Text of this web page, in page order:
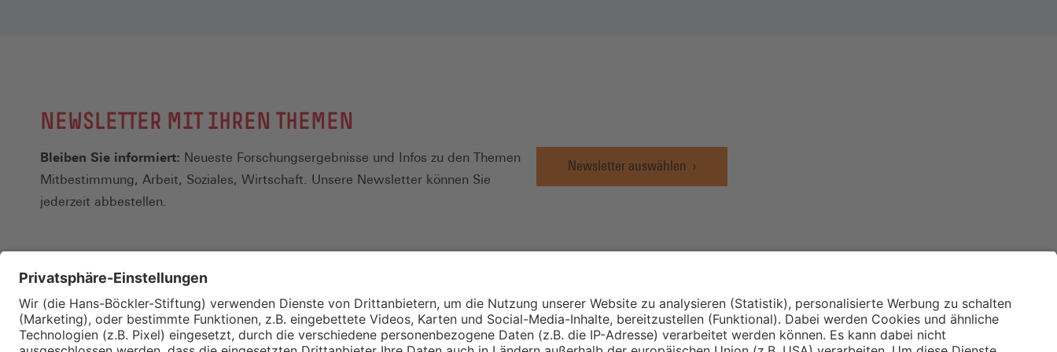
NEWSLETTER MIT IHREN THEMEN
Bleiben Sie informiert: Neueste Forschungsergebnisse und Infos zu den Themen
Mitbestimmung, Arbeit, Soziales, Wirtschaft. Unsere Newsletter können Sie
jederzeit abbestellen.
Newsletter auswählen
Kontakt
Wirtschafts- und
Sozialwissenschaftliches
Institut für Makroökonomie
und Konjunkturforschung